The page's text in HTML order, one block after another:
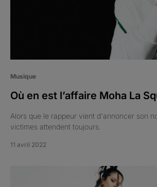
Musique
Où en est l’affaire Moha La
Alors que le rappeur vient d'annoncer son
victimes attendent toujours.
11 avril 2022